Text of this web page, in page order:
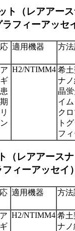
ト（レアアー
フィーアッセ
適用機器 方
H2/NTIMM4 希
ナ
晶
イム
ク
ト
フ
（レアアース
ィーアッセイ
適用機器 方法
H2/NTIMM4 希土
ナノ